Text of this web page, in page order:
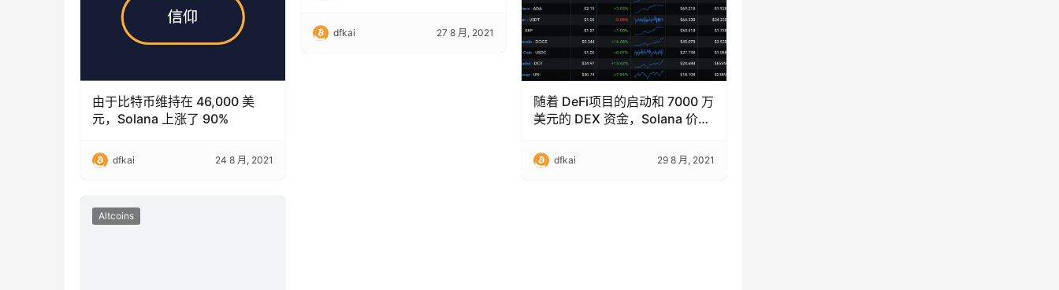
由于比特币维持在 46,000 美
元，Solana 上涨了 90%
dfkai 24 8 月, 2021
dfkai 27 8 月, 2021
随着 DeFi项目的启动和 7000 万
美元的 DEX 资金，Solana 价格
dfkai 29 8 月, 2021
Altcoins